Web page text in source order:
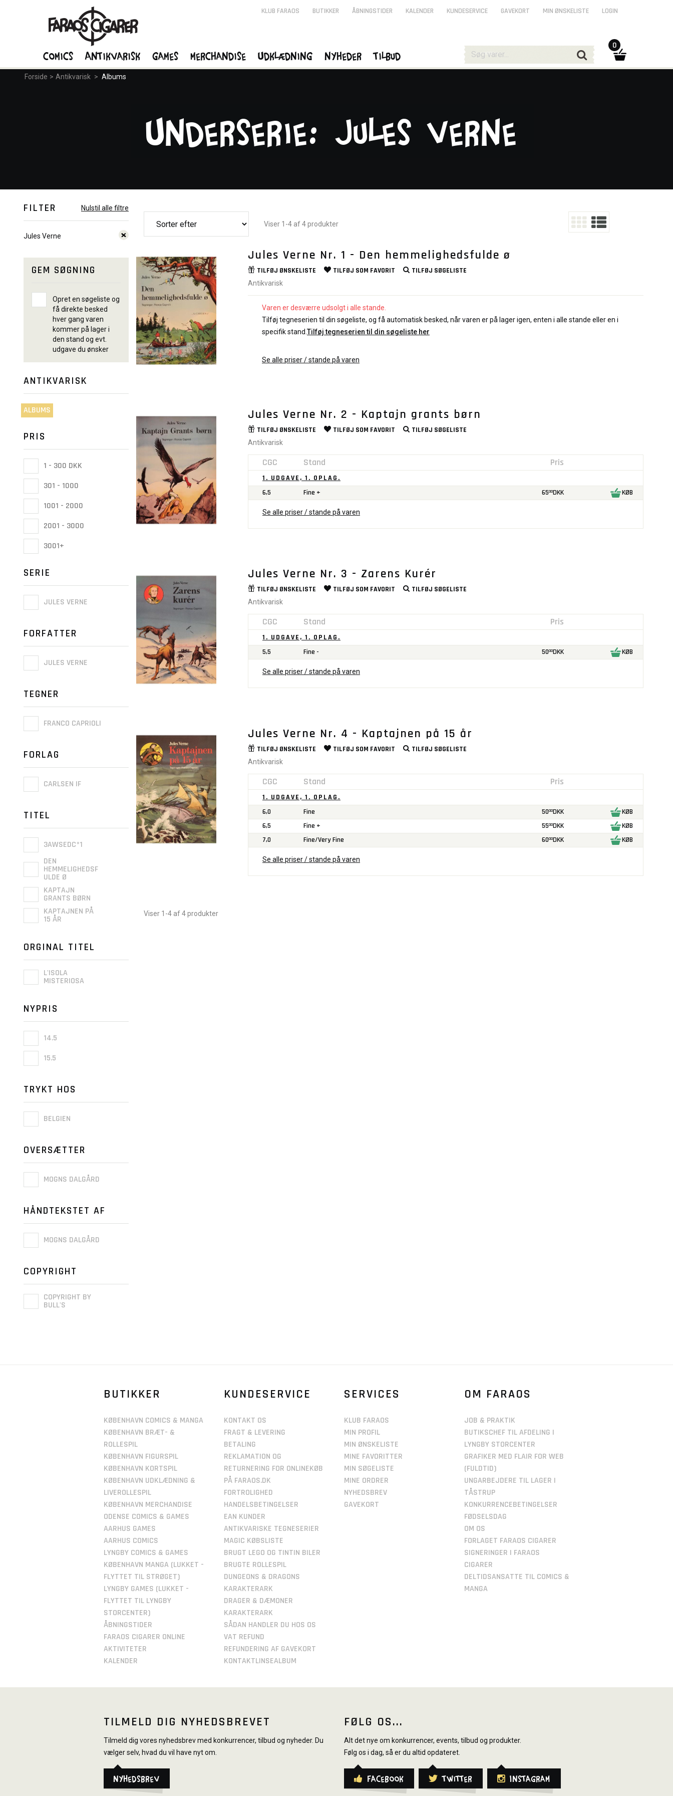
Forside > Antikvarisk > Albums
Underserie: Jules Verne
FILTER Nulstil alle filtre
Jules Verne
GEM SØGNING
Opret en søgeliste og
få direkte besked
hver gang varen
kommer på lager i
den stand og evt.
udgave du ønsker
ANTIKVARISK
ALBUMS
PRIS
1 - 300 DKK
301 - 1000
1001 - 2000
2001 - 3000
3001+
SERIE
JULES VERNE
FORFATTER
JULES VERNE
TEGNER
FRANCO CAPRIOLI
FORLAG
CARLSEN IF
TITEL
3AWSEDC*1
DEN
HEMMELIGHEDSF
ULDE Ø
KAPTAJN
GRANTS BØRN
KAPTAJNEN PÅ
15 ÅR
ORGINAL TITEL
L'ISOLA
MISTERIOSA
NYPRIS
14.5
15.5
TRYKT HOS
BELGIEN
OVERSÆTTER
MOGNS DALGÅRD
HÅNDTEKSTET AF
MOGNS DALGÅRD
COPYRIGHT
COPYRIGHT BY
BULL'S
Viser 1-4 af 4 produkter
Jules Verne Nr. 1 - Den hemmelighedsfulde ø
TILFØJ ØNSKELISTE TILFØJ SOM FAVORIT TILFØJ SØGELISTE
Antikvarisk
Varen er desværre udsolgt i alle stande.
Tilføj tegneserien til din søgeliste, og få automatisk besked, når varen er på lager igen, enten i alle stande eller en i
specifik stand. Tilføj tegneserien til din søgeliste her
Se alle priser / stande på varen
Jules Verne Nr. 2 - Kaptajn grants børn
TILFØJ ØNSKELISTE TILFØJ SOM FAVORIT TILFØJ SØGELISTE
Antikvarisk
CGC Stand Pris
1. UDGAVE, 1. OPLAG.
6,5
Fine + 6500DKK KØB
Se alle priser / stande på varen
Jules Verne Nr. 3 - Zarens Kurér
TILFØJ ØNSKELISTE TILFØJ SOM FAVORIT TILFØJ SØGELISTE
Antikvarisk
CGC Stand Pris
1. UDGAVE, 1. OPLAG.
5,5
Fine - 5000DKK KØB
Se alle priser / stande på varen
Jules Verne Nr. 4 - Kaptajnen på 15 år
TILFØJ ØNSKELISTE TILFØJ SOM FAVORIT TILFØJ SØGELISTE
Antikvarisk
CGC Stand Pris
1. UDGAVE, 1. OPLAG.
6,0
Fine 5000DKK
KØB
6,5
Fine + 5500DKK
KØB
7,0
Fine/Very Fine 6000DKK KØB
Se alle priser / stande på varen
Viser 1-4 af 4 produkter
KLUB FARAOS BUTIKKER ÅBNINGSTIDER KALENDER KUNDESERVICE GAVEKORT MIN ØNSKELISTE LOGIN
Comics Antikvarisk Games Merchandise Udklædning Nyheder Tilbud
0
BUTIKKER
KØBENHAVN COMICS & MANGA
KØBENHAVN BRÆT- &
ROLLESPIL
KØBENHAVN FIGURSPIL
KØBENHAVN KORTSPIL
KØBENHAVN UDKLÆDNING &
LIVEROLLESPIL
KØBENHAVN MERCHANDISE
ODENSE COMICS & GAMES
AARHUS GAMES
AARHUS COMICS
LYNGBY COMICS & GAMES
KØBENHAVN MANGA (LUKKET -
FLYTTET TIL STRØGET)
LYNGBY GAMES (LUKKET -
FLYTTET TIL LYNGBY
STORCENTER)
ÅBNINGSTIDER
FARAOS CIGARER ONLINE
AKTIVITETER
KALENDER
KUNDESERVICE
KONTAKT OS
FRAGT & LEVERING
BETALING
REKLAMATION OG
RETURNERING FOR ONLINEKØB
PÅ FARAOS.DK
FORTROLIGHED
HANDELSBETINGELSER
EAN KUNDER
ANTIKVARISKE TEGNESERIER
MAGIC KØBSLISTE
BRUGT LEGO OG TINTIN BILER
BRUGTE ROLLESPIL
DUNGEONS & DRAGONS
KARAKTERARK
DRAGER & DÆMONER
KARAKTERARK
SÅDAN HANDLER DU HOS OS
VAT REFUND
REFUNDERING AF GAVEKORT
KONTAKTLINSEALBUM
SERVICES
KLUB FARAOS
MIN PROFIL
MIN ØNSKELISTE
MINE FAVORITTER
MIN SØGELISTE
MINE ORDRER
NYHEDSBREV
GAVEKORT
OM FARAOS
JOB & PRAKTIK
BUTIKSCHEF TIL AFDELING I
LYNGBY STORCENTER
GRAFIKER MED FLAIR FOR WEB
(FULDTID)
UNGARBEJDERE TIL LAGER I
TÅSTRUP
KONKURRENCEBETINGELSER
FØDSELSDAG
OM OS
FORLAGET FARAOS CIGARER
SIGNERINGER I FARAOS
CIGARER
DELTIDSANSATTE TIL COMICS &
MANGA
TILMELD DIG NYHEDSBREVET
Tilmeld dig vores nyhedsbrev med konkurrencer, tilbud og nyheder. Du
vælger selv, hvad du vil have nyt om.
Nyhedsbrev
FØLG OS...
Alt det nye om konkurrencer, events, tilbud og produkter.
Følg os i dag, så er du altid opdateret.
Facebook Twitter Instagram